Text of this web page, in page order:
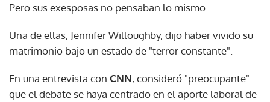
Pero sus exesposas no pensaban lo mismo.
Una de ellas, Jennifer Willoughby, dijo haber vivido su
matrimonio bajo un estado de "terror constante".
En una entrevista con CNN, consideró "preocupante"
que el debate se haya centrado en el aporte laboral de